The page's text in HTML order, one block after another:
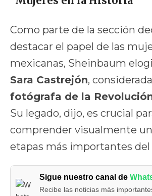
Como parte de la sección
destacar el papel de las
mexicanas, Sheinbaum
Sara Castrejón, considerada
fotógrafa de la
Su legado, dijo, es crucial
comprender visualmente
etapas más importantes del
Sigue nuestro canal de
Recibe las noticias más